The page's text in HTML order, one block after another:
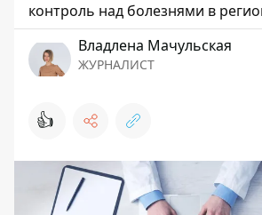
контроль над болезнями в
Владлена Мачульская
ЖУРНАЛИСТ
👍